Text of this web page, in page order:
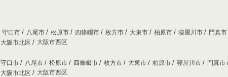
守口市 八尾市 松原市 四條畷市 枚方市 大東市 柏原市 寝屋川市 門真市
大阪市北区 大阪市西区
守口市 八尾市 松原市 四條畷市 枚方市 大東市 柏原市 寝屋川市 門真市
大阪市北区 大阪市西区